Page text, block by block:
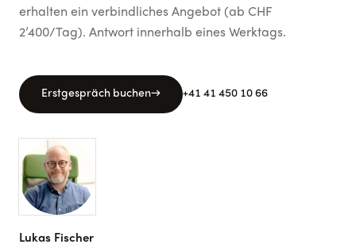
erhalten ein verbindliches Angebot (ab CHF
2’400/Tag). Antwort innerhalb eines Werktags.
Erstgespräch buchen→ +41 41 450 10 66
Lukas Fischer